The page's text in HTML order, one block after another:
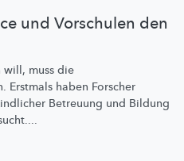
und Vorschulen den
will, muss die
Erstmals haben Forscher
Betreuung und Bildung